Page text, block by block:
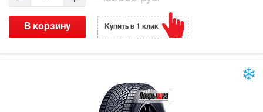
В корзину Купить в 1 клик